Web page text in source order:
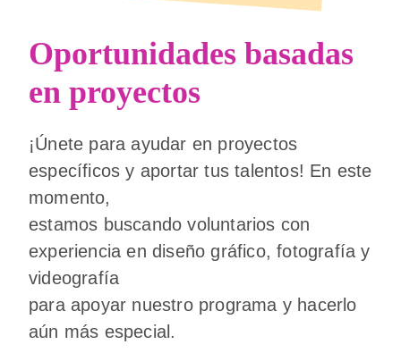
Oportunidades basadas
en proyectos
¡Únete para ayudar en proyectos
específicos y aportar tus talentos! En este
momento,
estamos buscando voluntarios con
experiencia en diseño gráfico, fotografía y
videografía
para apoyar nuestro programa y hacerlo
aún más especial.